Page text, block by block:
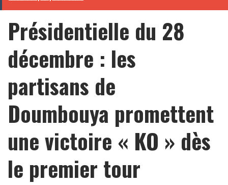
Présidentielle du 28
décembre : les
partisans de
Doumbouya promettent
une victoire « KO » dès
le premier tour